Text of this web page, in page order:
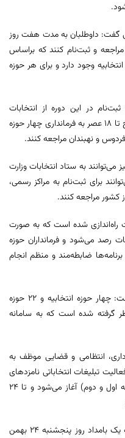
گفت: داوطلبان به مدت هفت روز
و ثبت‌نام کنند که براساس
وجود دارد و برای هر حوزه
در این دوره از انتخابات
بایستی برای ثبت نام از ساعت هشت صبح تا ۱۸ عصر به فرمانداری چهار حوزه
و نهبندان مراجعه کنند.
به ستاد انتخابات وزارت
برای ثبت‌نام به مراکز رسمی،
کشور مراجعه کنند.
راه‌اندازی شده است که به صورت
رصد می‌شود و فرمانداران حوزه
برنامه‌ها ضابطه‌مند و منظم انجام
معاون استاندار خراسان جنوبی اظهار داشت: چهار حوزه انتخابیه و ۲۲ حوزه
گرفته شده است که به سامانه
انتظامی و قضایی موظف به
تبلیغات انتخاباتی نامزدهای
نمایندگی هشت روز قبل از اخذ رای (مرحله اول و دوم) آغاز می‌شود و تا ۲۴
خوش‌ خبر گفت: تبلیغات انتخاباتی ساعت یک بامداد روز پنجشنبه ۲۴ بهمن